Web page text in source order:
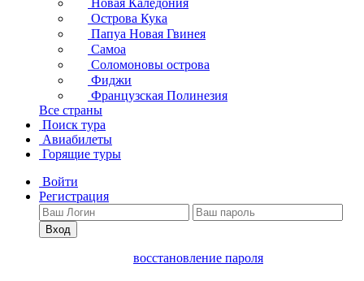
Новая Каледония
Острова Кука
Папуа Новая Гвинея
Самоа
Соломоновы острова
Фиджи
Французская Полинезия
Все страны
Поиск тура
Авиабилеты
Горящие туры
Войти
Регистрация
Вход
восстановление пароля